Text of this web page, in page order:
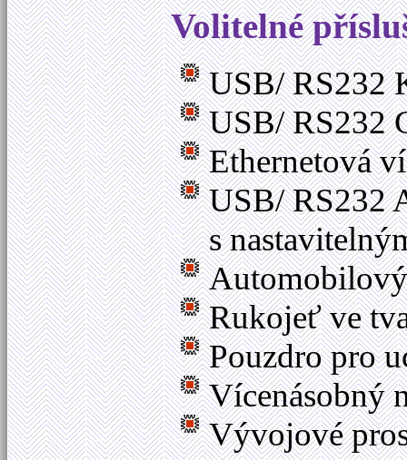
Volitelné
USB/ RS232
USB/ RS232
Ethernetová
USB/ RS232
s
Rukojeť ve
Pouzdro pro
Vícenásobný
Vývojové